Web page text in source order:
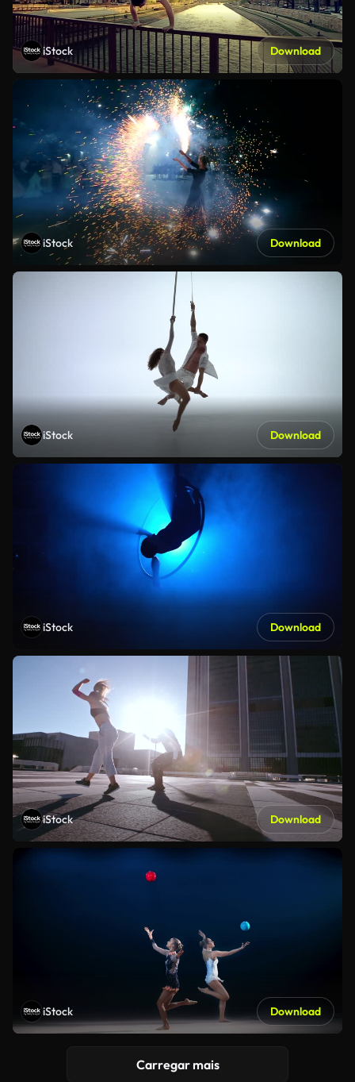
iStock Download
iStock Download
iStock Download
iStock Download
iStock Download
iStock Download
Carregar mais